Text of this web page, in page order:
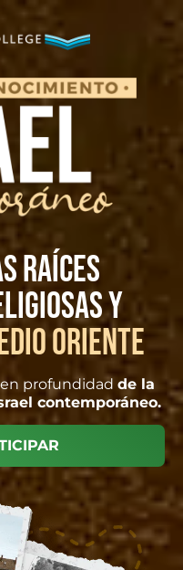
raíces
y
Oriente
profundidad de la
contemporáneo.